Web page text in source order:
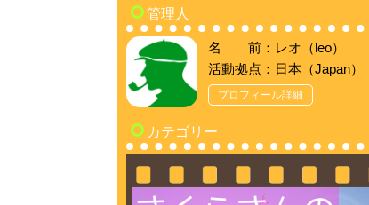
管理人
名 前：レオ（leo）
活動拠点：日本（Japan）
プロフィール詳細
カテゴリー